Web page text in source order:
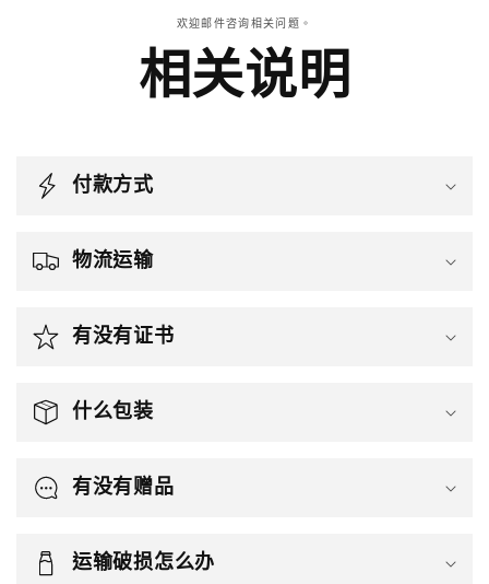
欢迎邮件咨询相关问题。
相关说明
付款方式
物流运输
有没有证书
什么包装
有没有赠品
运输破损怎么办